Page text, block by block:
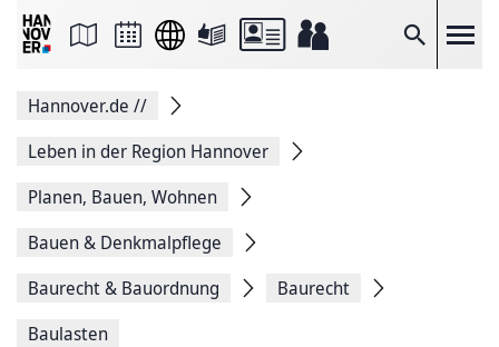
Suche
Seite
Facebook
teilen
Seitenlink
Seite
Hannover.de //
Leben in der Region Hannover
Planen, Bauen, Wohnen
Bauen & Denkmalpflege
Baurecht & Bauordnung
Baurecht
Baulasten